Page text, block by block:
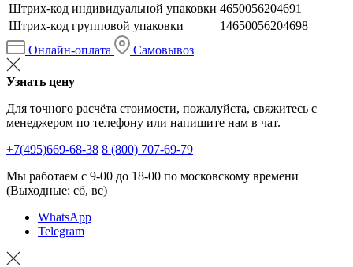
Штрих-код индивидуальной упаковки 4650056204691
Штрих-код групповой упаковки
14650056204698
Онлайн-оплата
Самовывоз
Узнать цену
Для точного расчёта стоимости, пожалуйста, свяжитесь с
менеджером по телефону или напишите нам в чат.
+7(495)669-68-38 8 (800) 707-69-79
Мы работаем с 9-00 до 18-00 по московскому времени
(Выходные: сб, вс)
WhatsApp
Telegram